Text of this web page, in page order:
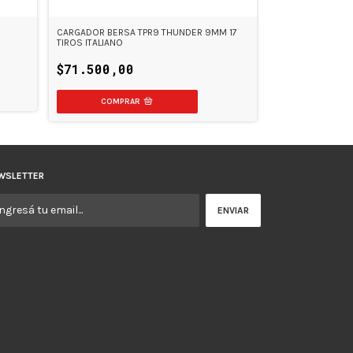
CARGADOR BERSA TPR9 THUNDER 9MM 17
TIROS ITALIANO
$71.500,00